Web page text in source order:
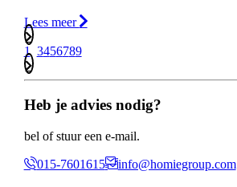
Lees meer
12 3456789
Heb je advies nodig?
bel of stuur een e-mail.
015-7601615 info@homiegroup.com